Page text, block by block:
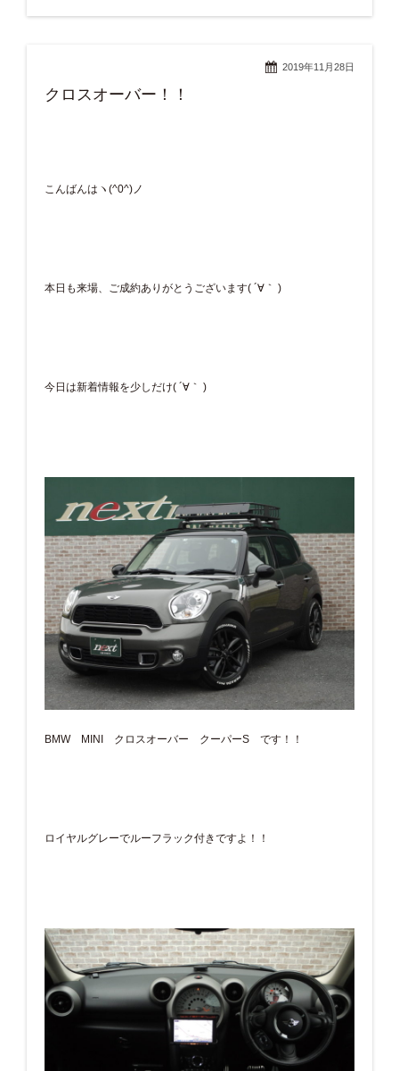
2019年11月28日
クロスオーバー！！
こんばんはヽ(^0^)ノ
本日も来場、ご成約ありがとうございます( ´∀｀ )
今日は新着情報を少しだけ( ´∀｀ )
BMW MINI クロスオーバー クーパーS です！！
ロイヤルグレーでルーフラック付きですよ！！